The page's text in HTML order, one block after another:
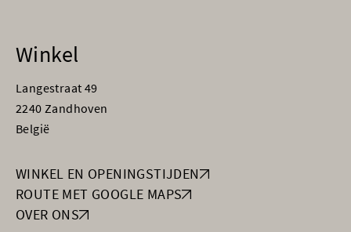
Winkel
Langestraat 49
2240 Zandhoven
België
WINKEL EN OPENINGSTIJDEN
ROUTE MET GOOGLE MAPS
OVER ONS